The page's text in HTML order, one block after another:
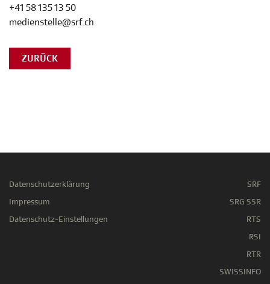
+41 58 135 13 50
medienstelle@srf.ch
ZURÜCK
Datenschutzerklärung
Impressum
Datenschutz-Einstellungen
SRF
SRG SSR
RTS
RSI
RTR
SWISSINFO